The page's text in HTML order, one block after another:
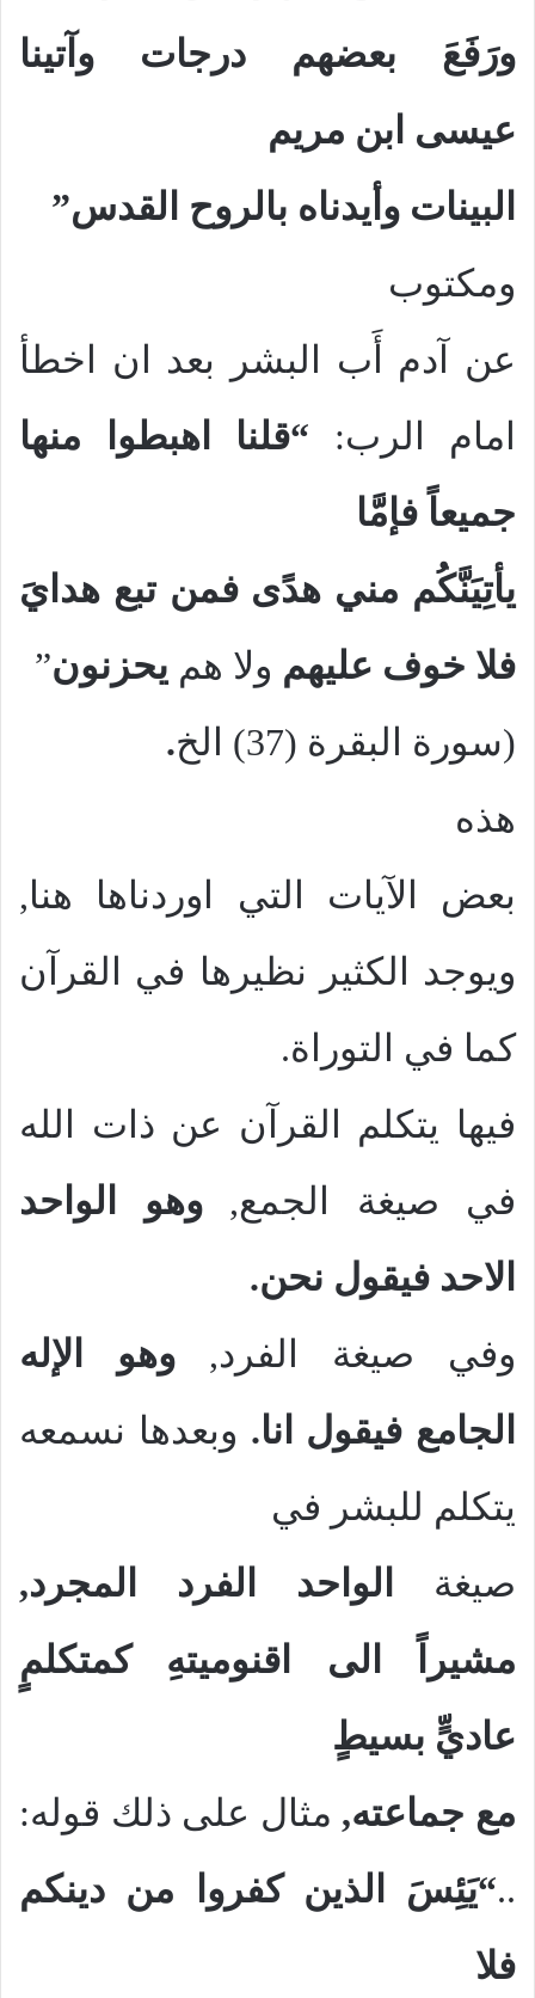
ورَفَعَ بعضهم
درجات وآتينا
عيسى ابن مريم
البينات وأيدناه بالروح القدس”
ومكتوب
عن آدم أَب البشر بعد ان اخطأ
امام الرب: “قلنا اهبطوا منها
جميعاً فإمَّا
يأتِيَنَّكُم مني هدًى فمن تبع هدايَ
فلا خوف عليهم ولا هم يحزنون”
(سورة البقرة (37) الخ
.
هذه
بعض الآيات التي اوردناها هنا,
ويوجد الكثير نظيرها في القرآن
كما في التوراة.
فيها يتكلم القرآن عن ذات الله
في صيغة الجمع,وهو الواحد
الاحد فيقول نحن.
وفي صيغة الفرد, وهو الإله
الجامع فيقول انا. وبعدها نسمعه
يتكلم للبشر في
صيغة الواحد الفرد المجرد,
مشيراً الى اقنوميتهِ
كمتكلمٍ
عاديٍّ بسيطٍ
مع جماعته, مثال على ذلك قوله:
..“يَئِسَ الذين كفروا من دينكم
فلا